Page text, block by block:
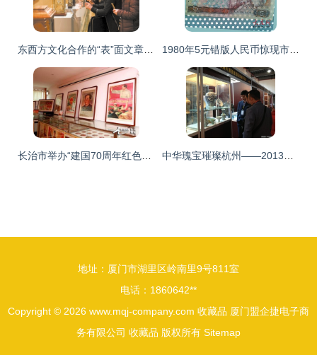
东西方文化合作的“表”面文章 时间艺术中的收藏品融合 1980年5元错版人民币惊现市场 收藏家叫价3万元转手
长治市举办“建国70周年红色文物藏品”展览 中华瑰宝璀璨杭州——2013中国(杭州)国际古玩艺术收藏品博览会隆重启幕
地址：厦门市湖里区岭南里9号811室
电话：1860642**
Copyright © 2026 www.mqj-company.com 收藏品 厦门盟企捷电子商
务有限公司 收藏品 版权所有 Sitemap